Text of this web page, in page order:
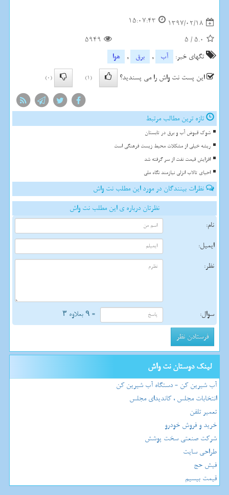
1397/02/18
15:07:43
5.0
/
5
5949
تگهای خبر:
آب , برق ,
هوا
این پست نت واش را می پسندید؟
(1)
(0)
تازه ترین مطالب مرتبط
شوک قبوض آب و برق در تابستان
ریشه خیلی از مشکلات محیط زیست فرهنگی است
افزایش قیمت نفت از سر گرفته شد
احیای تالاب انزلی نیازمند نگاه ملی
نظرات بینندگان در مورد این مطلب نت واش
نظرتان درباره ی این مطلب نت واش
نام:
ایمیل:
نظر:
سوال: = ۹ بعلاوه ۳
لینک دوستان نت واش
آب شیرین کن - دستگاه آب شیرین کن
انتخابات مجلس ، کاندیدای مجلس
تعمیر تلفن
خرید و فروش خودرو
شرکت صنعتی سخت پوشش
طراحی سایت
فیش حج
قیمت بیسیم